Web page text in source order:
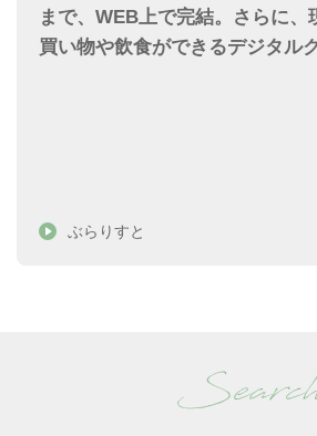
まで、WEB上で完結。さらに、
買い物や飲食ができるデジタル
ぶらりすと